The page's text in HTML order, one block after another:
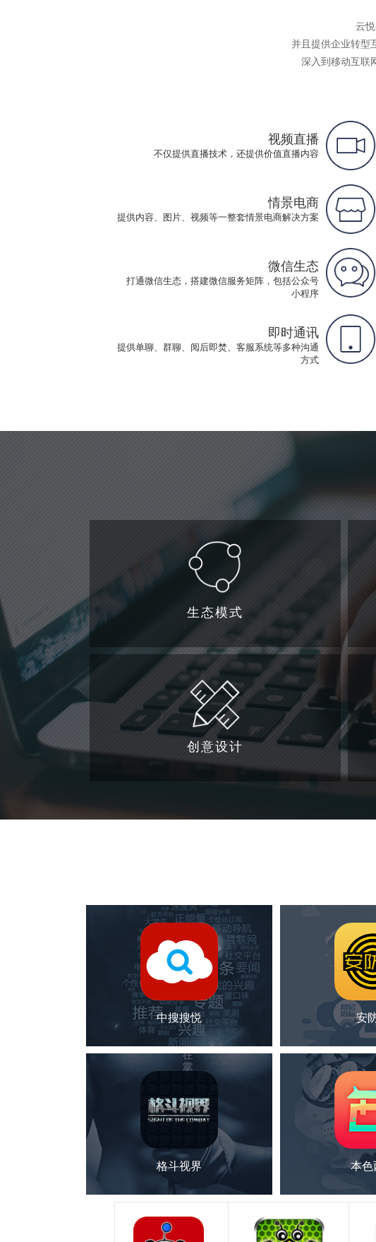
云
并且提供企业转型
深入到移动互联
视频直播
不仅提供直播技术，还提供价值直播内容
情景电商
提供内容、图片、视频等一整套情景电商解决方案
微信生态
打通微信生态，搭建微信服务矩阵，包括公众号
小程序
即时通讯
提供单聊、群聊、阅后即焚、客服系统等多种沟通
方式
生态模式
云、企业云等领域的丰富积累，使APP在诞生之初即可拥有
创意设计
创意设计
拥有用户研究、创意策划、视觉设计、交互设计、前端开发
等专业人才，核心成员来自清华美院等院校，有10年以上的
中搜搜悦 安
格斗视界 本色